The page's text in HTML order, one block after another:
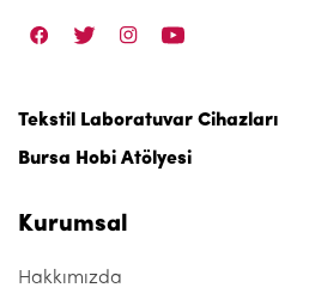
Tekstil Laboratuvar Cihazları
Bursa Hobi Atölyesi
Kurumsal
Hakkımızda